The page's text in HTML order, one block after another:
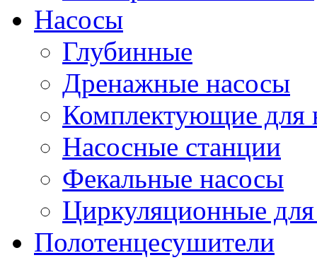
Насосы
Глубинные
Дренажные насосы
Комплектующие для
Насосные станции
Фекальные насосы
Циркуляционные для
Полотенцесушители